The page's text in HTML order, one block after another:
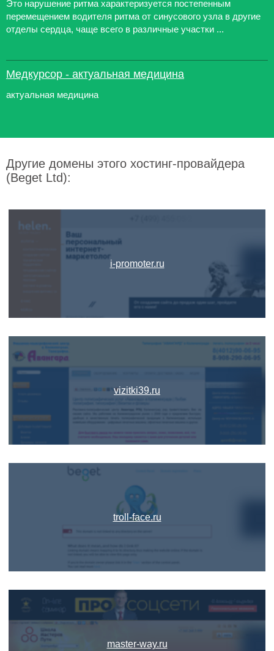
Это нарушение ритма характеризуется постепенным
перемещением водителя ритма от синусового узла в другие
отделы сердца, чаще всего в различные участки ...
Медкурсор - актуальная медицина
актуальная медицина
Другие домены этого хостинг-провайдера
(Beget Ltd):
i-promoter.ru
vizitki39.ru
troll-face.ru
master-way.ru